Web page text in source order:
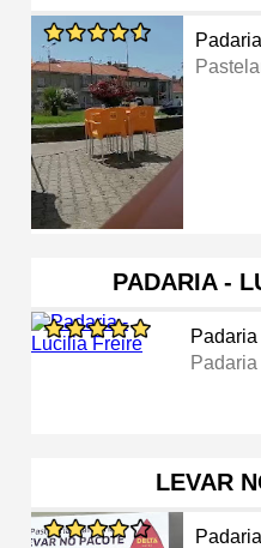
Padaria
PADARIA -
Padaria
Padaria
LEVAR
Padaria